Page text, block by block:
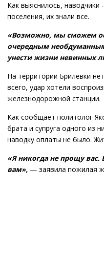
Как выяснилось,
поселения, их знали все.
«Возможно, мы сможем
очередным
унести жизни невинных
На территории Брилевки
всего, удар хотели
железнодорожной станции.
Как сообщает политолог
брата и супруга одного из
наводку оплаты не было.
«Я никогда не прощу
вам», — заявила пожилая